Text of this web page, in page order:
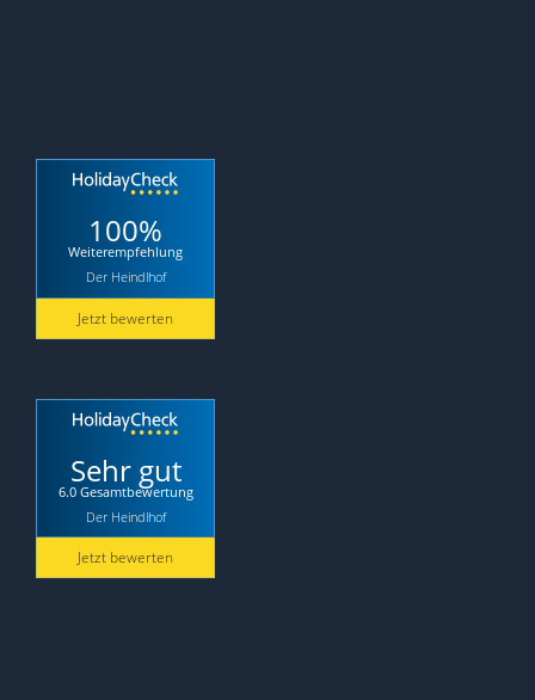
100%
Weiterempfehlung
Der Heindlhof
Jetzt bewerten
Sehr gut
6.0 Gesamtbewertung
Der Heindlhof
Jetzt bewerten